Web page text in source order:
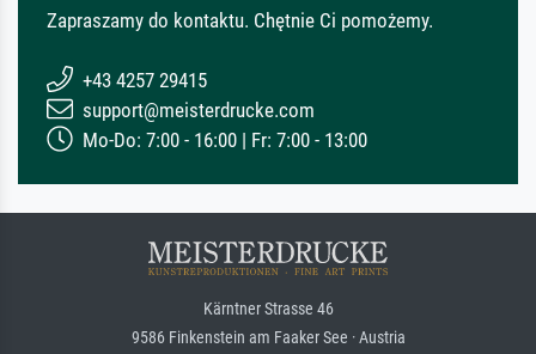
Zapraszamy do kontaktu. Chętnie Ci pomożemy.
+43 4257 29415
support@meisterdrucke.com
Mo-Do: 7:00 - 16:00 | Fr: 7:00 - 13:00
Kärntner Strasse 46
9586 Finkenstein am Faaker See · Austria